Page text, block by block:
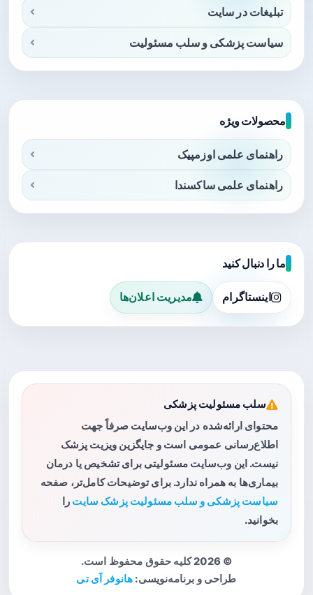
تبلیغات در سایت
سیاست پزشکی و سلب مسئولیت
محصولات ویژه
راهنمای علمی اوزمپیک
راهنمای علمی ساکسندا
ما را دنبال کنید
اینستاگرام مدیریت اعلان‌ها
سلب مسئولیت پزشکی
محتوای ارائه‌شده در این وب‌سایت صرفاً جهت
اطلاع‌رسانی عمومی است و جایگزین ویزیت پزشک
نیست. این وب‌سایت مسئولیتی برای تشخیص یا درمان
بیماری‌ها به همراه ندارد. برای توضیحات کامل‌تر، صفحه
سیاست پزشکی و سلب مسئولیت پزشک سایت را
بخوانید.
© 2026 کلیه حقوق محفوظ است.
طراحی و برنامه‌نویسی: هانوفر آی تی